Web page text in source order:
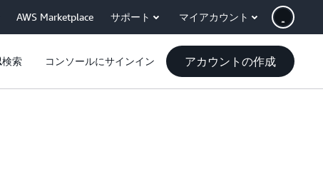
AWS Marketplace サポート マイアカウント
検索 コンソールにサインイン アカウントの作成